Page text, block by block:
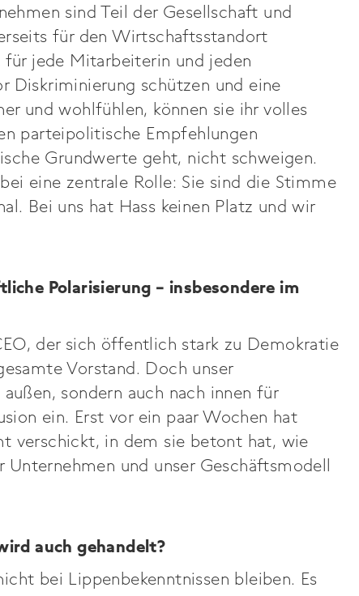
sind Teil der Gesellschaft und
für den Wirtschaftsstandort
für jede Mitarbeiterin und jeden
Diskriminierung schützen und eine
und wohlfühlen, können sie ihr volles
parteipolitische Empfehlungen
Grundwerte geht, nicht schweigen.
eine zentrale Rolle: Sie sind die Stimme
Bei uns hat Hass keinen Platz und wir
Polarisierung – insbesondere im
der sich öffentlich stark zu Demokratie
Vorstand. Doch unser
sondern auch nach innen für
ein. Erst vor ein paar Wochen hat
verschickt, in dem sie betont hat, wie
und unser Geschäftsmodell
auch gehandelt?
bei Lippenbekenntnissen bleiben. Es